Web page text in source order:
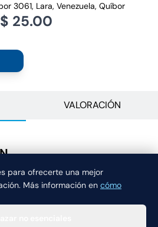
para ofrecerte una mejor
Más información en cómo
3061, Lara, Venezuela, Quíbor
$ 25.00
VALORACIÓN